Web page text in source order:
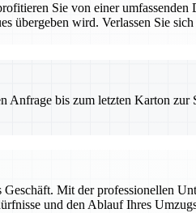
Sie von einer
übergeben wird. Verlassen Sie
Anfrage bis zum letzten Karton
Mit der professionellen
und den Ablauf Ihres